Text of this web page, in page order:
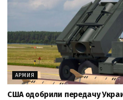
АРМИЯ
США одобрили передачу